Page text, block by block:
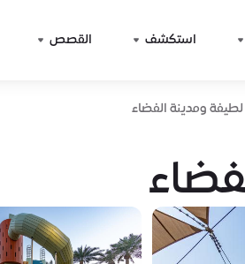
استكشف القصص
ومدينة الفضاء